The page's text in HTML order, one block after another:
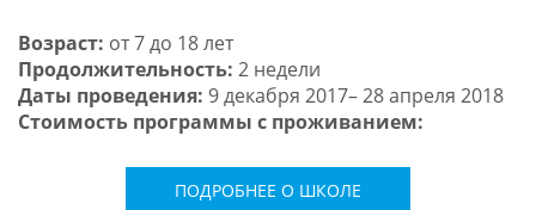
Возраст: от 7 до 18 лет
Продолжительность: 2 недели
Даты проведения: 9 декабря 2017– 28 апреля 2018
Стоимость программы с проживанием:
ПОДРОБНЕЕ О ШКОЛЕ